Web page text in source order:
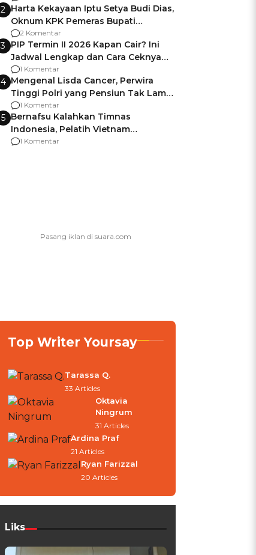
2 Harta Kekayaan Iptu Setya Budi Dias,
Oknum KPK Pemeras Bupati
Pemalang
2 Komentar
3 PIP Termin II 2026 Kapan Cair? Ini
Jadwal Lengkap dan Cara Ceknya
agar Dana Tidak Hangus!
1 Komentar
4 Mengenal Lisda Cancer, Perwira
Tinggi Polri yang Pensiun Tak Lama
Usai Jadi Brigjen
1 Komentar
5 Bernafsu Kalahkan Timnas
Indonesia, Pelatih Vietnam
Berencana Pakai Jimat di Pakansari
1 Komentar
Top Writer Yoursay
Tarassa Q.
33 Articles
Oktavia
Ningrum
31 Articles
Ardina Praf
21 Articles
Ryan Farizzal
20 Articles
Liks